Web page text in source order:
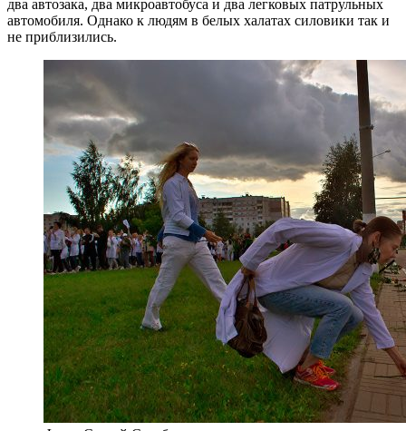
два автозака, два микроавтобуса и два легковых патрульных
автомобиля. Однако к людям в белых халатах силовики так и
не приблизились.